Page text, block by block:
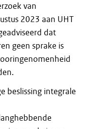
van
2023 aan UHT
dat
geen sprake is
beslissing integrale